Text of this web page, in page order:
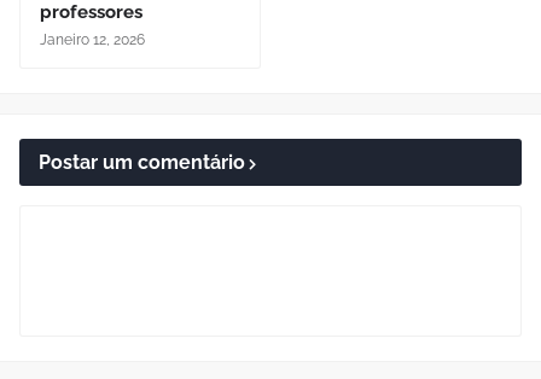
professores
Janeiro 12, 2026
Postar um comentário